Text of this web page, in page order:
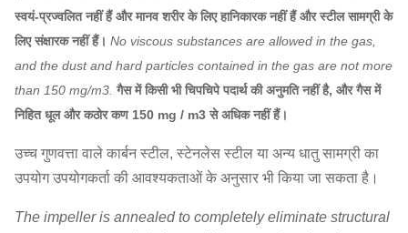
स्वयं-प्रज्वलित नहीं हैं और मानव शरीर के लिए हानिकारक नहीं हैं और स्टील सामग्री के
लिए संक्षारक नहीं हैं। No viscous substances are allowed in the gas,
and the dust and hard particles contained in the gas are not more
than 150 mg/m3. गैस में किसी भी चिपचिपे पदार्थ की अनुमति नहीं है, और गैस में
निहित धूल और कठोर कण 150 mg / m3 से अधिक नहीं हैं।
उच्च गुणवत्ता वाले कार्बन स्टील, स्टेनलेस स्टील या अन्य धातु सामग्री का
उपयोग उपयोगकर्ता की आवश्यकताओं के अनुसार भी किया जा सकता है।
The impeller is annealed to completely eliminate structural